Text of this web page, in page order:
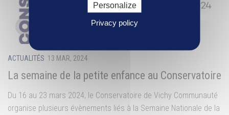
ACTUALITÉS 13 MAR, 2024
La semaine de la petite enfance au Conservatoire
Du 16 au 23 mars 2024, le Conservatoire de Vichy Communauté
organise plusieurs évènements liés à la Semaine Nationale de la
Personalize
Privacy policy